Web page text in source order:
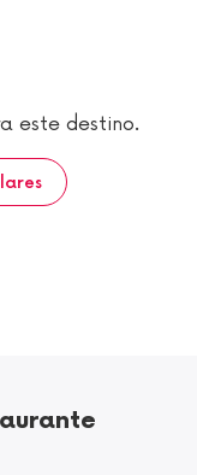
este destino.